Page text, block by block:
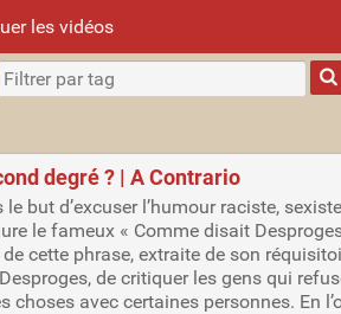
les vidéos
degré ? | A Contrario
but d’excuser l’humour raciste,
le fameux « Comme disait
cette phrase, extraite de son
de critiquer les gens qui
avec certaines personnes. En